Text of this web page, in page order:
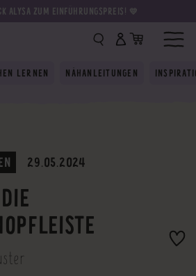
ALYSA ZUM EINFÜHRUNGSPREIS! 💛
LERNEN NÄHANLEITUNGEN
29.05.2024